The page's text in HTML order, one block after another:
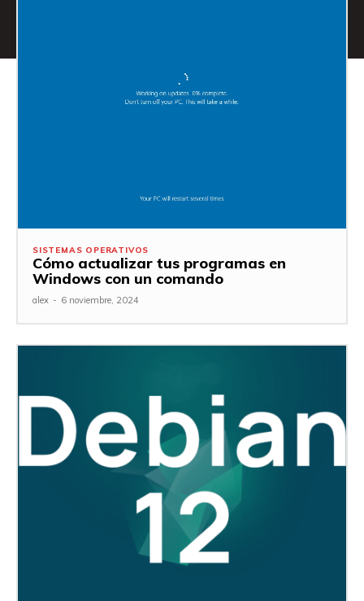
SISTEMAS OPERATIVOS
Cómo actualizar tus programas en
Windows con un comando
alex - 6 noviembre, 2024